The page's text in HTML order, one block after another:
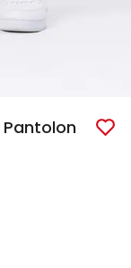
Pantolon